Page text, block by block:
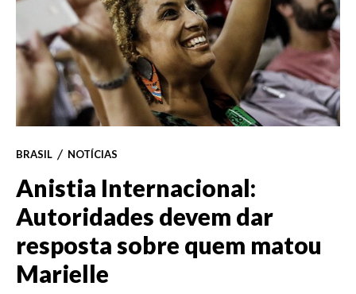
BRASIL NOTÍCIAS
Anistia Internacional:
Autoridades devem dar
resposta sobre quem matou
Marielle